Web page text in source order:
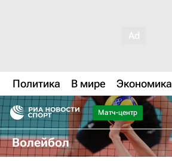
Политика В мире Экономика
Матч-центр
Волейбол